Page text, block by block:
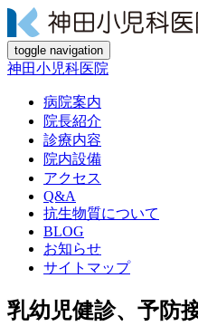
toggle navigation
神田小児科医院
病院案内
院長紹介
診療内容
院内設備
アクセス
Q&A
抗生物質について
BLOG
お知らせ
サイトマップ
乳幼児健診、予防